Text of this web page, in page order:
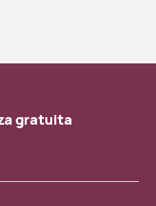
gratuita